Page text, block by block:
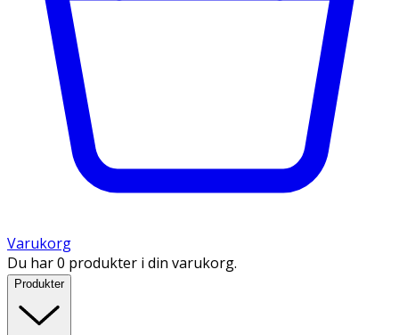
Varukorg
Du har 0 produkter i din varukorg.
Produkter